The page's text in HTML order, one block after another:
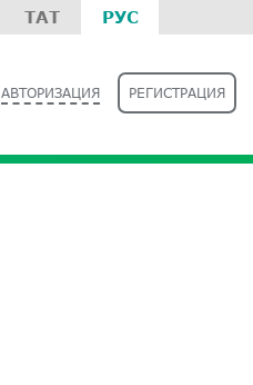
ТАТ РУС
АВТОРИЗАЦИЯ РЕГИСТРАЦИЯ